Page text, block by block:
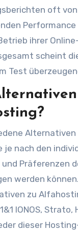
oft
Performance
ihrer
scheint
Test
Alternativen
je nach den
Präferenzen
werden
zu
IONOS, Strato,
dieser